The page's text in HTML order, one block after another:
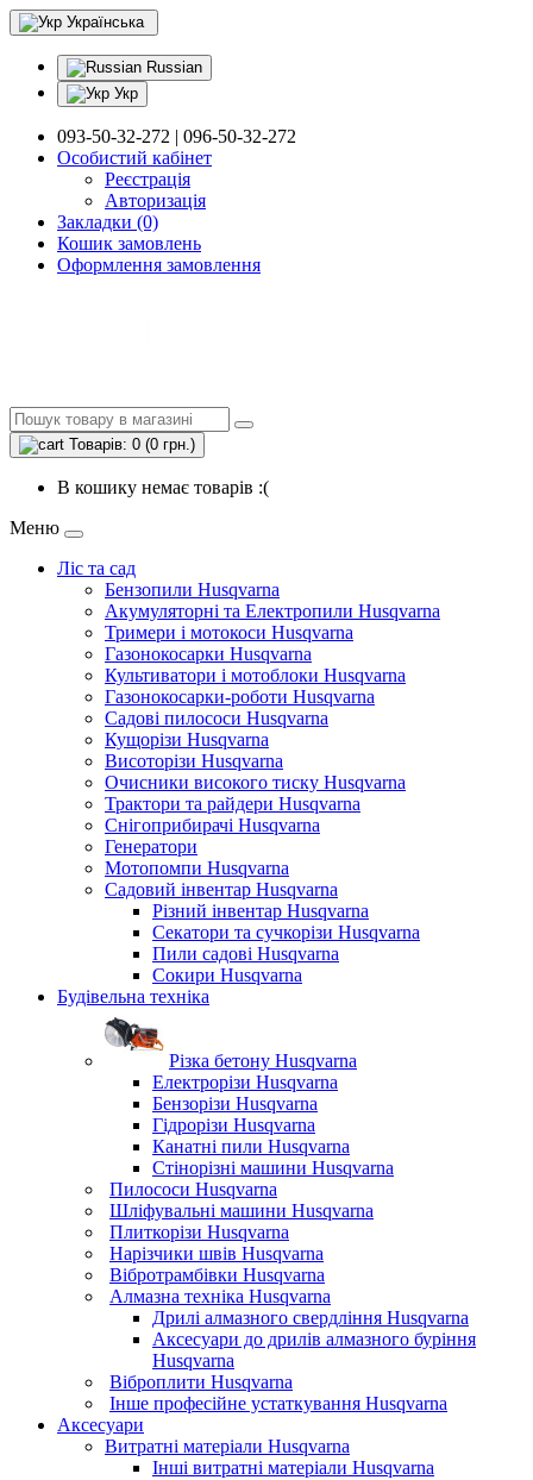
Українська
Russian
Укр
093-50-32-272 | 096-50-32-272
Особистий кабінет
Реєстрація
Авторизація
Закладки (0)
Кошик замовлень
Оформлення замовлення
Товарів: 0 (0 грн.)
В кошику немає товарів :(
Меню
Ліс та сад
Бензопили Husqvarna
Акумуляторні та Електропили Husqvarna
Тримери і мотокоси Husqvarna
Газонокосарки Husqvarna
Культиватори і мотоблоки Husqvarna
Газонокосарки-роботи Husqvarna
Садові пилососи Husqvarna
Кущорізи Husqvarna
Висоторізи Husqvarna
Очисники високого тиску Husqvarna
Трактори та райдери Husqvarna
Снігоприбирачі Husqvarna
Генератори
Мотопомпи Husqvarna
Садовий інвентар Husqvarna
Різний інвентар Husqvarna
Секатори та сучкорізи Husqvarna
Пили садові Husqvarna
Сокири Husqvarna
Будівельна техніка
Різка бетону Husqvarna
Електрорізи Husqvarna
Бензорізи Husqvarna
Гідрорізи Husqvarna
Канатні пили Husqvarna
Стінорізні машини Husqvarna
Пилососи Husqvarna
Шліфувальні машини Husqvarna
Плиткорізи Husqvarna
Нарізчики швів Husqvarna
Вібротрамбівки Husqvarna
Алмазна техніка Husqvarna
Дрилі алмазного свердління Husqvarna
Аксесуари до дрилів алмазного буріння
Husqvarna
Віброплити Husqvarna
Інше професійне устаткування Husqvarna
Аксесуари
Витратні матеріали Husqvarna
Інші витратні матеріали Husqvarna